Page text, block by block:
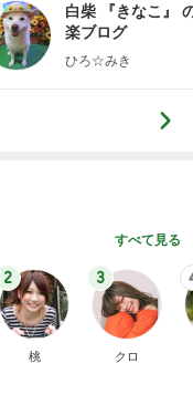
白柴 『きなこ』
楽ブログ
ひろ☆みき
すべて見る
2
桃
3
クロ